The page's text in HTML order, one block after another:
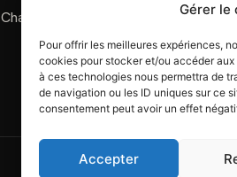
Gérer le
Pour offrir les meilleures expériences,
cookies pour stocker et/ou accéder
à ces technologies nous permettra de
de navigation ou les ID uniques sur ce
consentement peut avoir un effet
Accepter
Chatou (78), Yvelines
Mentions légales · Politique de